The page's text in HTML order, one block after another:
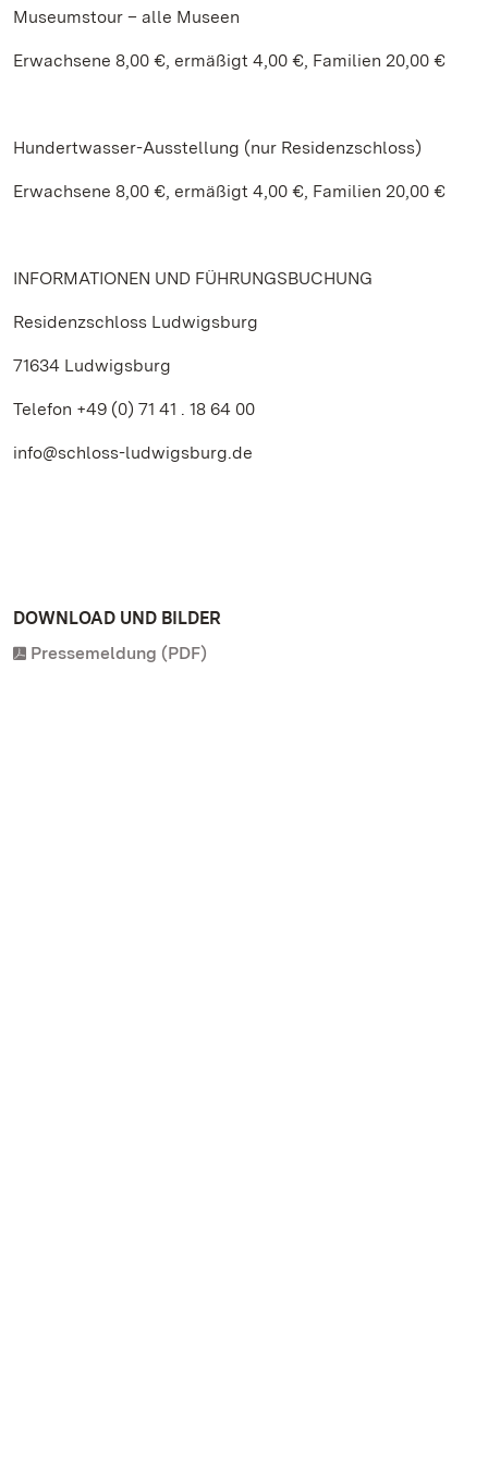
Museumstour – alle Museen
Erwachsene 8,00 €, ermäßigt 4,00 €, Familien 20,00 €
Hundertwasser-Ausstellung (nur Residenzschloss)
Erwachsene 8,00 €, ermäßigt 4,00 €, Familien 20,00 €
INFORMATIONEN UND FÜHRUNGSBUCHUNG
Residenzschloss Ludwigsburg
71634 Ludwigsburg
Telefon +49 (0) 71 41 . 18 64 00
info@schloss-ludwigsburg.de
DOWNLOAD UND BILDER
Pressemeldung (PDF)